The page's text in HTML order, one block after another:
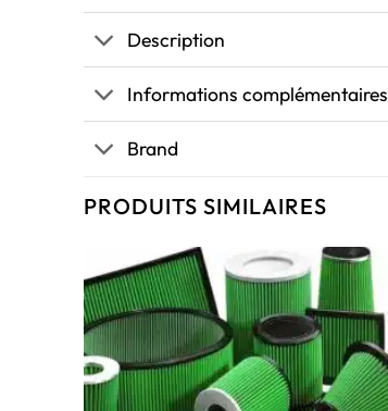
Description
Informations complémentaires
Brand
PRODUITS SIMILAIRES